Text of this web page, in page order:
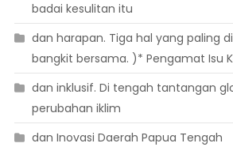
badai kesulitan itu
dan harapan. Tiga hal yang paling
bangkit bersama. )* Pengamat Isu
dan inklusif. Di tengah tantangan
perubahan iklim
dan Inovasi Daerah Papua Tengah